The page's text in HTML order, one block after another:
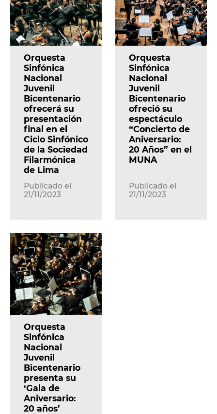
Orquesta
Sinfónica
Nacional
Juvenil
Bicentenario
ofrecerá su
presentación
final en el
Ciclo Sinfónico
de la Sociedad
Filarmónica
de Lima
Publicado el
21/11/2023
Orquesta
Sinfónica
Nacional
Juvenil
Bicentenario
ofreció su
espectáculo
“Concierto de
Aniversario:
20 Años” en el
MUNA
Publicado el
21/11/2023
Orquesta
Sinfónica
Nacional
Juvenil
Bicentenario
presenta su
‘Gala de
Aniversario:
20 años’